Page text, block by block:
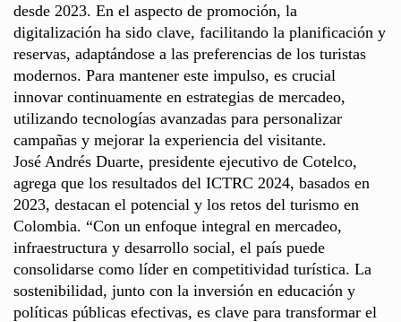
desde 2023. En el aspecto de promoción, la
digitalización ha sido clave, facilitando la planificación y
reservas, adaptándose a las preferencias de los turistas
modernos. Para mantener este impulso, es crucial
innovar continuamente en estrategias de mercadeo,
utilizando tecnologías avanzadas para personalizar
campañas y mejorar la experiencia del visitante.
José Andrés Duarte, presidente ejecutivo de Cotelco,
agrega que los resultados del ICTRC 2024, basados en
2023, destacan el potencial y los retos del turismo en
Colombia. “Con un enfoque integral en mercadeo,
infraestructura y desarrollo social, el país puede
consolidarse como líder en competitividad turística. La
sostenibilidad, junto con la inversión en educación y
políticas públicas efectivas, es clave para transformar el